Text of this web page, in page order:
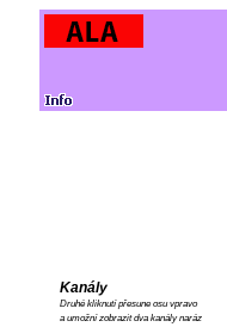
Kanály
Druhé kliknutí přesune osu vpravo
a umožní zobrazit dva kanály naráz